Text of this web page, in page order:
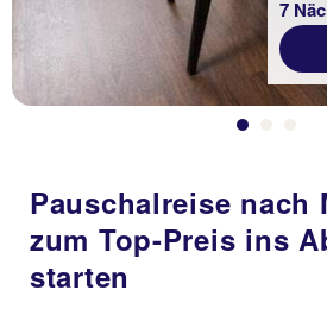
7
Pauschalreise nach
zum Top-Preis ins
starten